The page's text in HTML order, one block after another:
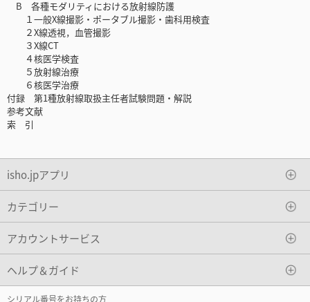
B 各種モダリティにおける放射線防護
１一般X線撮影・ポータブル撮影・歯科用検査
２X線透視，血管撮影
３X線CT
４核医学検査
５放射線治療
６核医学治療
付録 第1種放射線取扱主任者試験問題・解説
参考文献
索 引
isho.jpアプリ
カテゴリー
アカウントサービス
ヘルプ＆ガイド
シリアル番号をお持ちの方